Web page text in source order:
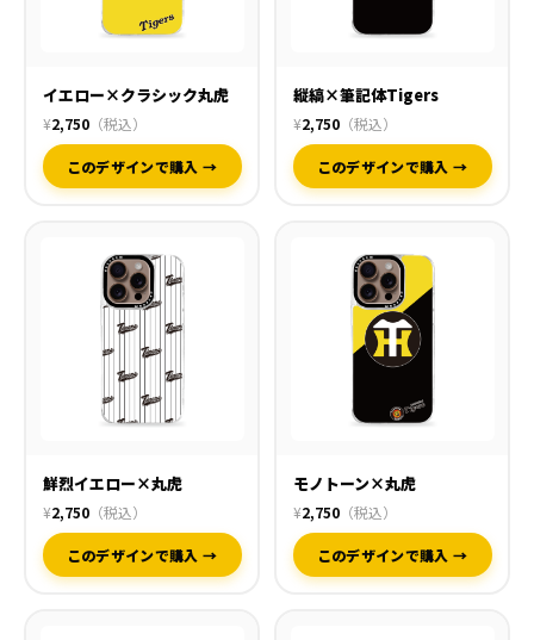
イエロー×クラシック丸虎
¥2,750（税込）
このデザインで購入 →
縦縞×筆記体Tigers
¥2,750（税込）
このデザインで購入 →
鮮烈イエロー×丸虎
¥2,750（税込）
このデザインで購入 →
モノトーン×丸虎
¥2,750（税込）
このデザインで購入 →